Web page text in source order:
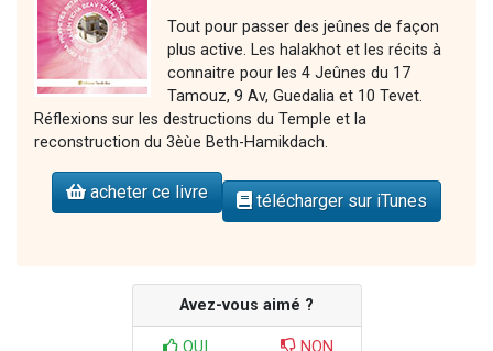
Tout pour passer des jeûnes de façon
plus active. Les halakhot et les récits à
connaitre pour les 4 Jeûnes du 17
Tamouz, 9 Av, Guedalia et 10 Tevet.
Réflexions sur les destructions du Temple et la
reconstruction du 3èùe Beth-Hamikdach.
acheter ce livre télécharger sur iTunes
Avez-vous aimé ?